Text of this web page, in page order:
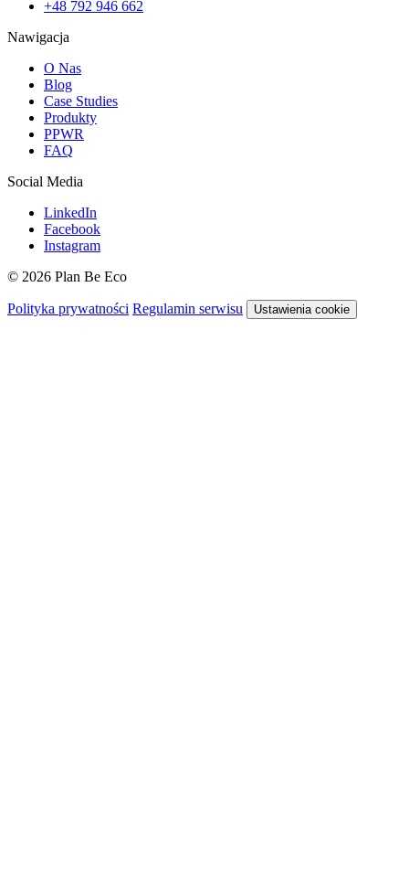
+48 792 946 662
Nawigacja
O Nas
Blog
Case Studies
Produkty
PPWR
FAQ
Social Media
LinkedIn
Facebook
Instagram
© 2026 Plan Be Eco
Polityka prywatności Regulamin serwisu Ustawienia cookie